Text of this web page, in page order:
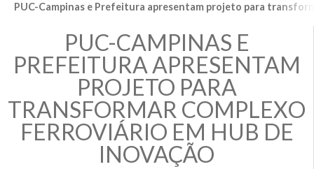
PUC-Campinas e Prefeitura apresentam projeto para
PUC-CAMPINAS E
PREFEITURA APRESENTAM
PROJETO PARA
TRANSFORMAR COMPLEXO
FERROVIÁRIO EM HUB DE
INOVAÇÃO